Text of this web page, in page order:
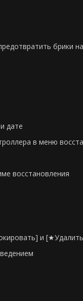
брики
дате
в меню
восстановления
и